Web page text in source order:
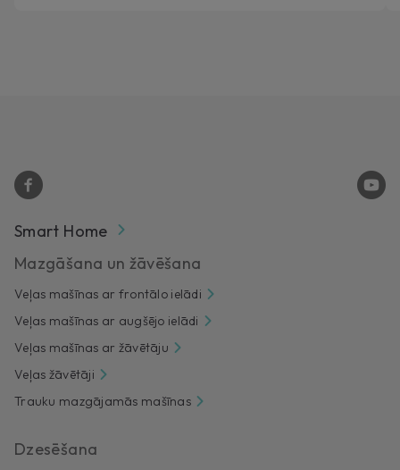
Smart Home
Mazgāšana un žāvēšana
Veļas mašīnas ar frontālo ielādi
Veļas mašīnas ar augšējo ielādi
Veļas mašīnas ar žāvētāju
Veļas žāvētāji
Trauku mazgājamās mašīnas
Dzesēšana